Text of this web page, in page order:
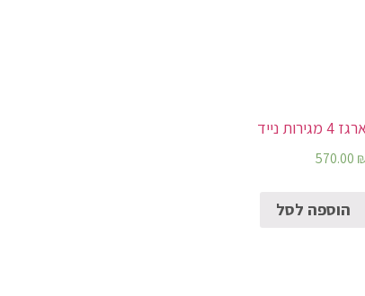
4 מגירות נייד
570.00
הוספה לסל